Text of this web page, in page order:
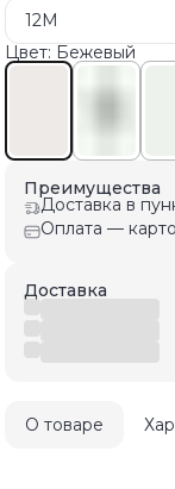
12M
Цвет: Бежевый
Преимущества
Доставка в
Оплата —
Доставка
О товаре